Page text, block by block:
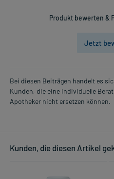
Produkt bewerten &
Jetzt
Bei diesen Beiträgen handelt es
Kunden, die eine individuelle
Apotheker nicht ersetzen können.
Kunden, die diesen Artikel